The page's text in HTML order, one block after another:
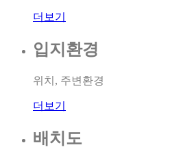
더보기
입지환경
위치, 주변환경
더보기
배치도